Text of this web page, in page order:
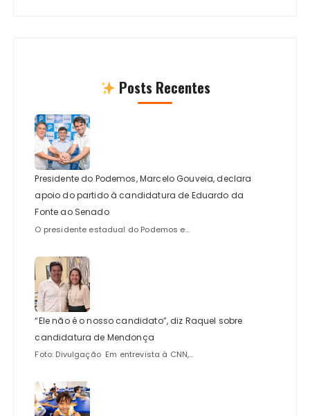
Posts Recentes
Presidente do Podemos, Marcelo Gouveia, declara
apoio do partido à candidatura de Eduardo da
Fonte ao Senado
O presidente estadual do Podemos e...
“Ele não é o nosso candidato”, diz Raquel sobre
candidatura de Mendonça
Foto: Divulgação Em entrevista à CNN,...